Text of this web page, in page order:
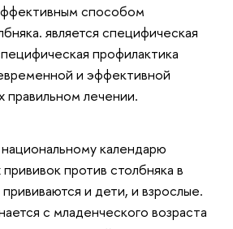
способом
является специфическая
профилактика
и эффективной
правильном лечении.
календарю
против столбняка в
и дети, и взрослые.
с младенческого возраста